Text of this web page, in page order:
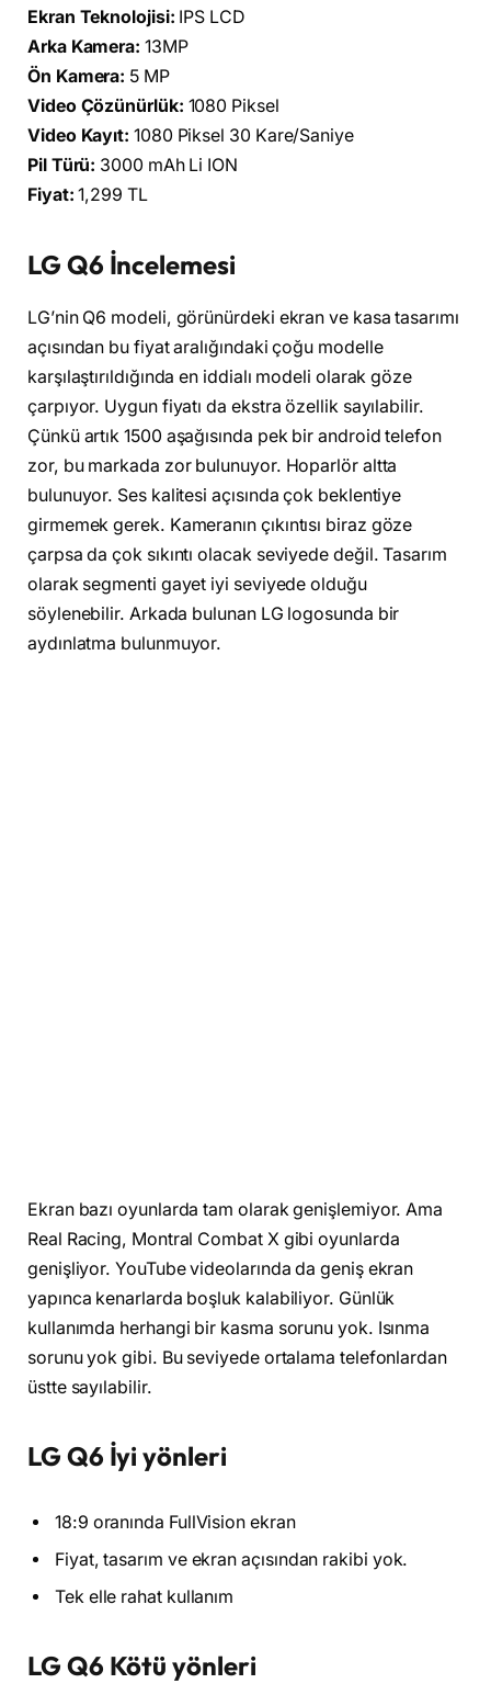
Ekran Teknolojisi: IPS LCD
Arka Kamera: 13MP
Ön Kamera: 5 MP
Video Çözünürlük: 1080 Piksel
Video Kayıt: 1080 Piksel 30 Kare/Saniye
Pil Türü: 3000 mAh Li ION
Fiyat: 1,299 TL
LG Q6 İncelemesi
LG’nin Q6 modeli, görünürdeki ekran ve kasa tasarımı
açısından bu fiyat aralığındaki çoğu modelle
karşılaştırıldığında en iddialı modeli olarak göze
çarpıyor. Uygun fiyatı da ekstra özellik sayılabilir.
Çünkü artık 1500 aşağısında pek bir android telefon
zor, bu markada zor bulunuyor. Hoparlör altta
bulunuyor. Ses kalitesi açısında çok beklentiye
girmemek gerek. Kameranın çıkıntısı biraz göze
çarpsa da çok sıkıntı olacak seviyede değil. Tasarım
olarak segmenti gayet iyi seviyede olduğu
söylenebilir. Arkada bulunan LG logosunda bir
aydınlatma bulunmuyor.
Ekran bazı oyunlarda tam olarak genişlemiyor. Ama
Real Racing, Montral Combat X gibi oyunlarda
genişliyor. YouTube videolarında da geniş ekran
yapınca kenarlarda boşluk kalabiliyor. Günlük
kullanımda herhangi bir kasma sorunu yok. Isınma
sorunu yok gibi. Bu seviyede ortalama telefonlardan
üstte sayılabilir.
LG Q6 İyi yönleri
18:9 oranında FullVision ekran
Fiyat, tasarım ve ekran açısından rakibi yok.
Tek elle rahat kullanım
LG Q6 Kötü yönleri